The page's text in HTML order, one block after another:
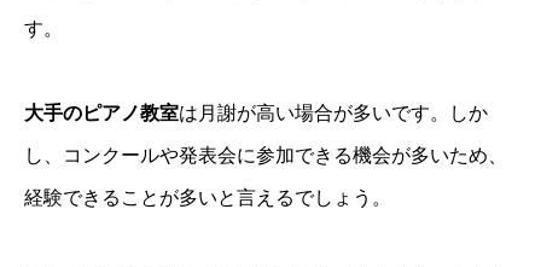
す。
大手のピアノ教室は月謝が高い場合が多いです。しか
し、コンクールや発表会に参加できる機会が多いため、
経験できることが多いと言えるでしょう。